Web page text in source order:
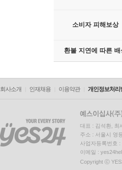
소비자 피해보상
환불 지연에 따른 배
회사소개 인재채용 이용약관 개인정보처리
대표 : 김석환, 최
주소 : 서울시 영
사업자등록번호
이메일 :
Copyright ⓒ